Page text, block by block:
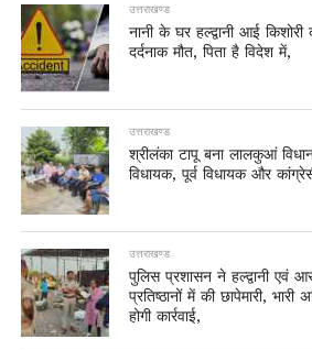
उत्तराखण्ड
नानी के घर हल्द्वानी आई
दर्दनाक मौत, पिता है विदेश में,
उत्तराखण्ड
श्रीलंका टापू बना लालकुआं
विधायक, पूर्व विधायक और
उत्तराखण्ड
पुलिस प्रशासन ने हल्द्वानी एवं
प्रतिष्ठानों में की छापेमारी,
होगी कार्रवाई,